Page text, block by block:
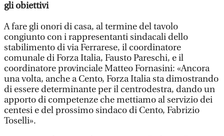
gli obiettivi
A fare gli onori di casa, al termine del tavolo
congiunto con i rappresentanti sindacali dello
stabilimento di via Ferrarese, il coordinatore
comunale di Forza Italia, Fausto Pareschi, e il
coordinatore provinciale Matteo Fornasini: «Ancora
una volta, anche a Cento, Forza Italia sta dimostrando
di essere determinante per il centrodestra, dando un
apporto di competenze che mettiamo al servizio dei
centesi e del prossimo sindaco di Cento, Fabrizio
Toselli».